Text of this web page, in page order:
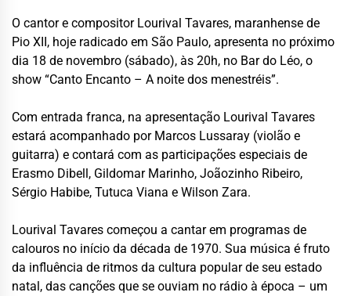
O cantor e compositor Lourival Tavares, maranhense de
Pio XII, hoje radicado em São Paulo, apresenta no próximo
dia 18 de novembro (sábado), às 20h, no Bar do Léo, o
show “Canto Encanto – A noite dos menestréis”.
Com entrada franca, na apresentação Lourival Tavares
estará acompanhado por Marcos Lussaray (violão e
guitarra) e contará com as participações especiais de
Erasmo Dibell, Gildomar Marinho, Joãozinho Ribeiro,
Sérgio Habibe, Tutuca Viana e Wilson Zara.
Lourival Tavares começou a cantar em programas de
calouros no início da década de 1970. Sua música é fruto
da influência de ritmos da cultura popular de seu estado
natal, das canções que se ouviam no rádio à época – um